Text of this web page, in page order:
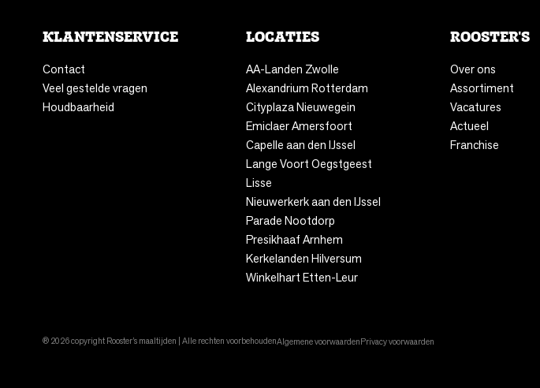
KLANTENSERVICE
Contact
Veel gestelde vragen
Houdbaarheid
LOCATIES
AA-Landen Zwolle
Alexandrium Rotterdam
Cityplaza Nieuwegein
Emiclaer Amersfoort
Capelle aan den IJssel
Lange Voort Oegstgeest
Lisse
Nieuwerkerk aan den IJssel
Parade Nootdorp
Presikhaaf Arnhem
Kerkelanden Hilversum
Winkelhart Etten-Leur
ROOSTER'S
Over ons
Assortiment
Vacatures
Actueel
Franchise
® 2026 copyright Rooster’s maaltijden | Alle rechten voorbehoudenAlgemene voorwaardenPrivacy voorwaarden